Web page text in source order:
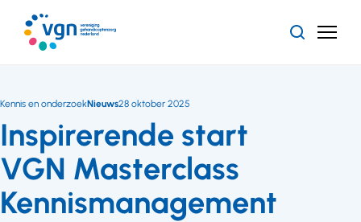
naar
hoofdinhoud
ZoekenMenu
Inspirerende start
VGN Masterclass
Kennismanagement
Kennis en onderzoekNieuws28 oktober 2025